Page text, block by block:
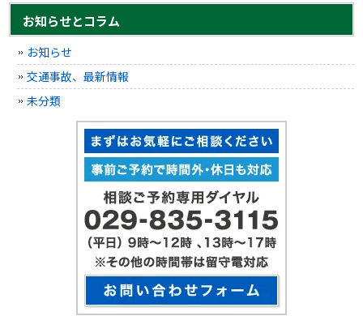
お知らせとコラム
お知らせ
交通事故、最新情報
未分類